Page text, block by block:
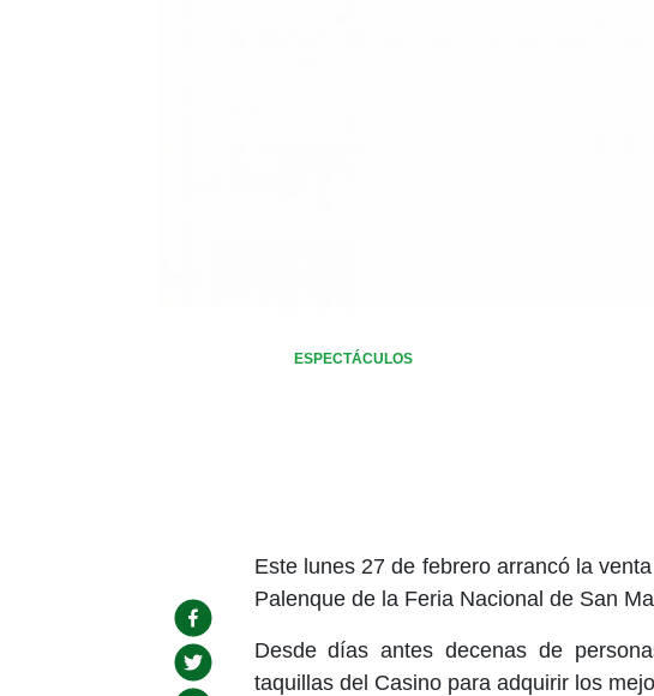
ESPECTÁCULOS
Este lunes 27 de febrero arrancó la
Palenque de la Feria Nacional de San
Desde días antes decenas de
taquillas del Casino para adquirir los